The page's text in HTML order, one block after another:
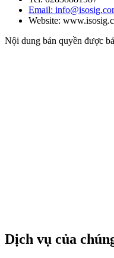
Email:
Website:
Nội dung bản quyền được
Dịch vụ của